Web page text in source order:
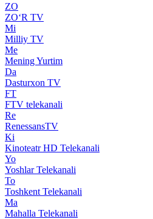
ZO
ZO‘R TV
Mi
Milliy TV
Me
Mening Yurtim
Da
Dasturxon TV
FT
FTV telekanali
Re
RenessansTV
Ki
Kinoteatr HD Telekanali
Yo
Yoshlar Telekanali
To
Toshkent Telekanali
Ma
Mahalla Telekanali